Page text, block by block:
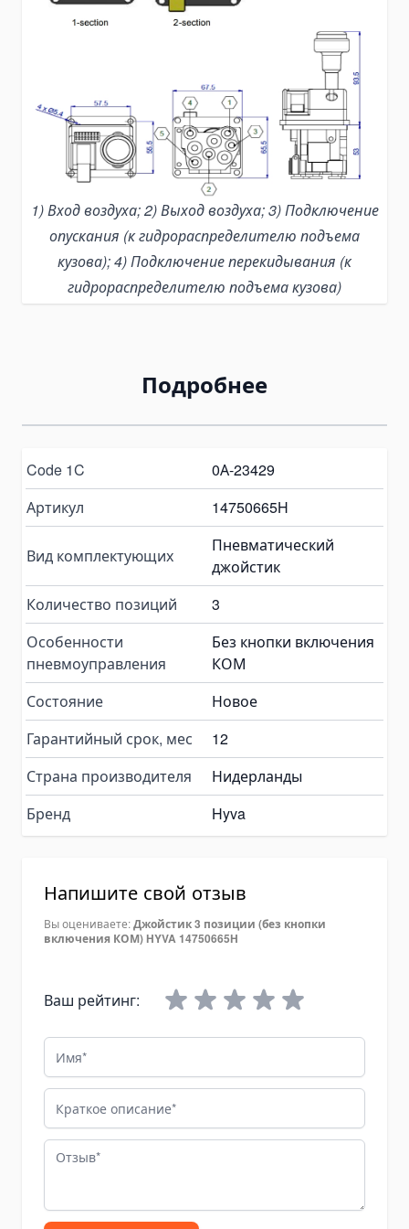
Grinding & Polishing Tools
Комплекты гидравлики
Гидроцилиндры
Гидроцилиндры подъема кузова
Комплектующие для гидроцилиндров
Гидронасосы
Шестеренчатые насосы
Аксиально-поршневые насосы
Поршневые насосы
Ручные гидронасосы
Yuken Vane Pumps
Запчасти для гидравлических насосов
Pompa Hidrolik Excavator
Pompa Hidrolik Loader
Коробки отбора мощности
Гидрораспределители
Моноблочные гидрораспределители
Гидрораспределители для самосвалов
Гидравлические клапаны
Детали для гидрораспределителей
Angle Seat Valves
Solenoid Valves
Solenoid Valves
Валы отбора мощности
Vane Motor
Редукторы на трактора
Адаптеры гидравлические
Подшипники
Быстросъемные муфты
Комплектующие для коробок отбора мощности
Гидравлическое рулевое управление
Колокола для гидронасосов OMT
1) Вход воздуха; 2) Выход воздуха; 3) Подключение
опускания (к гидрораспределителю подъема
кузова); 4) Подключение перекидывания (к
гидрораспределителю подъема кузова)
Подробнее
Code 1C
0А-23429
Артикул
14750665H
Вид комплектующих
Пневматический
джойстик
Количество позиций
3
Особенности
пневмоуправления
Без кнопки включения
КОМ
Состояние
Новое
Гарантийный срок, мес
12
Страна производителя
Нидерланды
Бренд
Hyva
Напишите свой отзыв
Вы оцениваете:Джойстик 3 позиции (без кнопки
включения КОМ) HYVA 14750665H
Ваш рейтинг:
Имя
Краткое описание
Отзыв